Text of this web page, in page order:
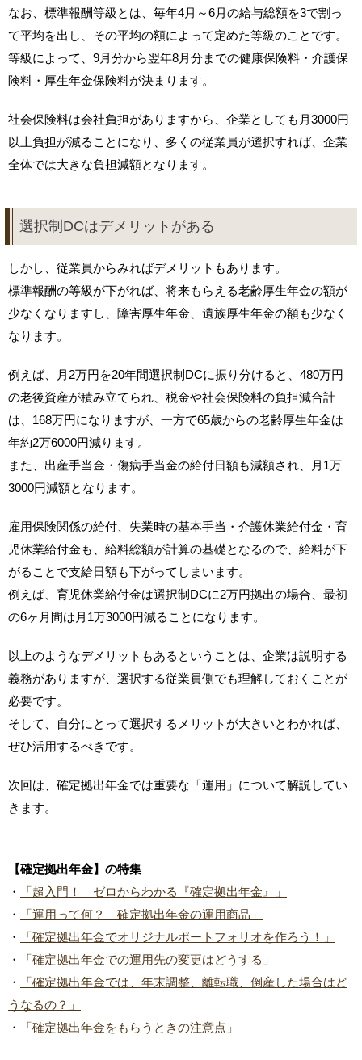
なお、標準報酬等級とは、毎年4月～6月の給与総額を3で割っ
て平均を出し、その平均の額によって定めた等級のことです。
等級によって、9月分から翌年8月分までの健康保険料・介護保
険料・厚生年金保険料が決まります。
社会保険料は会社負担がありますから、企業としても月3000円
以上負担が減ることになり、多くの従業員が選択すれば、企業
全体では大きな負担減額となります。
選択制DCはデメリットがある
しかし、従業員からみればデメリットもあります。
標準報酬の等級が下がれば、将来もらえる老齢厚生年金の額が
少なくなりますし、障害厚生年金、遺族厚生年金の額も少なく
なります。
例えば、月2万円を20年間選択制DCに振り分けると、480万円
の老後資産が積み立てられ、税金や社会保険料の負担減合計
は、168万円になりますが、一方で65歳からの老齢厚生年金は
年約2万6000円減ります。
また、出産手当金・傷病手当金の給付日額も減額され、月1万
3000円減額となります。
雇用保険関係の給付、失業時の基本手当・介護休業給付金・育
児休業給付金も、給料総額が計算の基礎となるので、給料が下
がることで支給日額も下がってしまいます。
例えば、育児休業給付金は選択制DCに2万円拠出の場合、最初
の6ヶ月間は月1万3000円減ることになります。
以上のようなデメリットもあるということは、企業は説明する
義務がありますが、選択する従業員側でも理解しておくことが
必要です。
そして、自分にとって選択するメリットが大きいとわかれば、
ぜひ活用するべきです。
次回は、確定拠出年金では重要な「運用」について解説してい
きます。
【確定拠出年金】の特集
・
「超入門！ ゼロからわかる『確定拠出年金』」
・
「運用って何？ 確定拠出年金の運用商品」
・
「確定拠出年金でオリジナルポートフォリオを作ろう！」
・
「確定拠出年金での運用先の変更はどうする」
・
「確定拠出年金では、年末調整、離転職、倒産した場合はど
うなるの？」
・
「確定拠出年金をもらうときの注意点」